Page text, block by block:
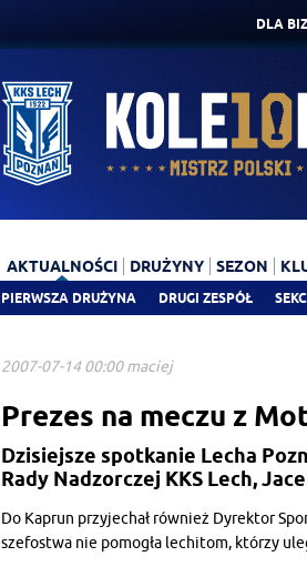
DLA
AKTUALNOŚCI
PIERWSZA DRUŻYNA DRUGI ZESPÓŁ
DRUŻYNY SEZON
2007-07-14 00:00 maciej
Prezes na meczu z
Dzisiejsze spotkanie Lecha
Rady Nadzorczej KKS Lech,
Do Kaprun przyjechał również Dyrektor
szefostwa nie pomogła lechitom, którzy